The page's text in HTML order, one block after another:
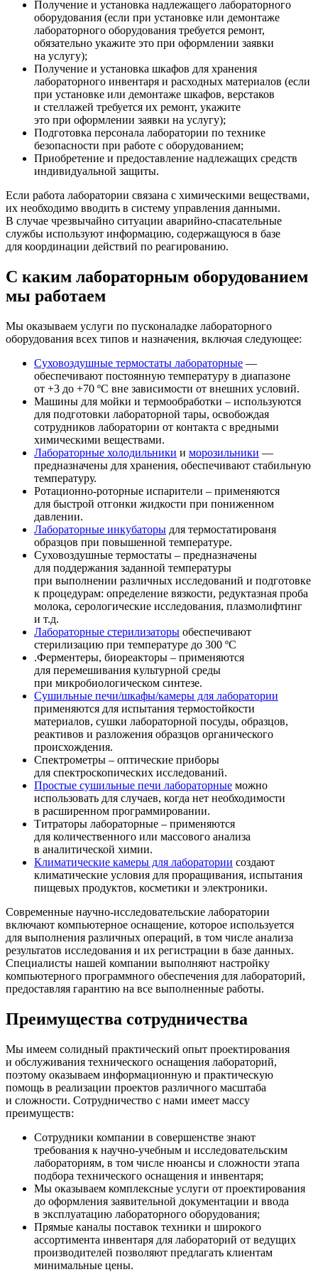
Получение и установка надлежащего лабораторного
оборудования (если при установке или демонтаже
лабораторного оборудования требуется ремонт,
обязательно укажите это при оформлении заявки
на услугу);
Получение и установка шкафов для хранения
лабораторного инвентаря и расходных материалов (если
при установке или демонтаже шкафов, верстаков
и стеллажей требуется их ремонт, укажите
это при оформлении заявки на услугу);
Подготовка персонала лаборатории по технике
безопасности при работе с оборудованием;
Приобретение и предоставление надлежащих средств
индивидуальной защиты.
Если работа лаборатории связана с химическими веществами,
их необходимо вводить в систему управления данными.
В случае чрезвычайно ситуации аварийно-спасательные
службы используют информацию, содержащуюся в базе
для координации действий по реагированию.
С каким лабораторным оборудованием
мы работаем
Мы оказываем услуги по пусконаладке лабораторного
оборудования всех типов и назначения, включая следующее:
Суховоздушные термостаты лабораторные —
обеспечивают постоянную температуру в диапазоне
от +3 до +70 ºC вне зависимости от внешних условий.
Машины для мойки и термообработки – используются
для подготовки лабораторной тары, освобождая
сотрудников лаборатории от контакта с вредными
химическими веществами.
Лабораторные холодильники и морозильники —
предназначены для хранения, обеспечивают стабильную
температуру.
Ротационно-роторные испарители – применяются
для быстрой отгонки жидкости при пониженном
давлении.
Лабораторные инкубаторы для термостатированя
образцов при повышенной температуре.
Суховоздушные термостаты – предназначены
для поддержания заданной температуры
при выполнении различных исследований и подготовке
к процедурам: определение вязкости, редуктазная проба
молока, серологические исследования, плазмолифтинг
и т.д.
Лабораторные стерилизаторы обеспечивают
стерилизацию при температуре до 300 ºC
.Ферментеры, биореакторы – применяются
для перемешивания культурной среды
при микробиологическом синтезе.
Сушильные печи/шкафы/камеры для лаборатории
применяются для испытания термостойкости
материалов, сушки лабораторной посуды, образцов,
реактивов и разложения образцов органического
происхождения.
Спектрометры – оптические приборы
для спектроскопических исследований.
Простые сушильные печи лабораторные можно
использовать для случаев, когда нет необходимости
в расширенном программировании.
Титраторы лабораторные – применяются
для количественного или массового анализа
в аналитической химии.
Климатические камеры для лаборатории создают
климатические условия для проращивания, испытания
пищевых продуктов, косметики и электроники.
Современные научно-исследовательские лаборатории
включают компьютерное оснащение, которое используется
для выполнения различных операций, в том числе анализа
результатов исследования и их регистрации в базе данных.
Специалисты нашей компании выполняют настройку
компьютерного программного обеспечения для лабораторий,
предоставляя гарантию на все выполненные работы.
Преимущества сотрудничества
Мы имеем солидный практический опыт проектирования
и обслуживания технического оснащения лабораторий,
поэтому оказываем информационную и практическую
помощь в реализации проектов различного масштаба
и сложности. Сотрудничество с нами имеет массу
преимуществ:
Сотрудники компании в совершенстве знают
требования к научно-учебным и исследовательским
лабораториям, в том числе нюансы и сложности этапа
подбора технического оснащения и инвентаря;
Мы оказываем комплексные услуги от проектирования
до оформления заявительной документации и ввода
в эксплуатацию лабораторного оборудования;
Прямые каналы поставок техники и широкого
ассортимента инвентаря для лабораторий от ведущих
производителей позволяют предлагать клиентам
минимальные цены.